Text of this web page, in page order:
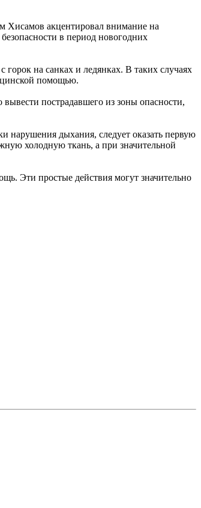
Хисамов акцентировал внимание на
в период новогодних
на санках и ледянках. В таких случаях
помощью.
пострадавшего из зоны опасности,
нарушения дыхания, следует оказать первую
холодную ткань, а при значительной
Эти простые действия могут значительно